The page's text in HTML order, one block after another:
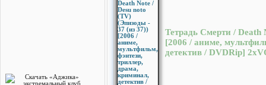
Тетрадь Смерти / Death
[2006 / аниме,
детектив / DVDRip]